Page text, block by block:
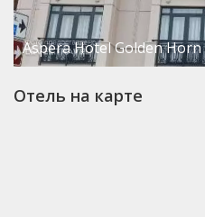
Aspera Hotel Golden Horn
Отель на карте